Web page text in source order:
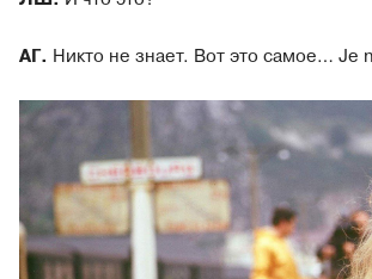
АГ. Никто не знает. Вот это самое… Je